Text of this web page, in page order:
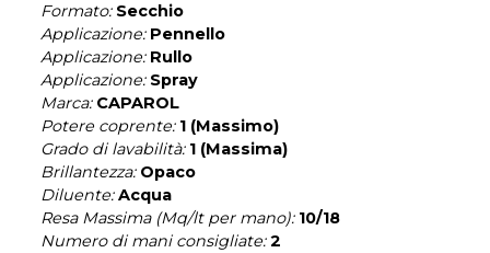
Formato: Secchio
Applicazione: Pennello
Applicazione: Rullo
Applicazione: Spray
Marca: CAPAROL
Potere coprente: 1 (Massimo)
Grado di lavabilità: 1 (Massima)
Brillantezza: Opaco
Diluente: Acqua
Resa Massima (Mq/lt per mano): 10/18
Numero di mani consigliate: 2